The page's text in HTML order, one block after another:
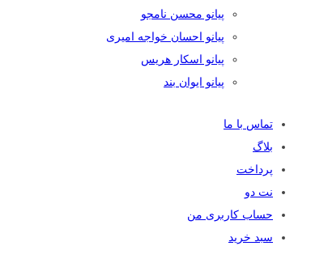
پیانو محسن نامجو
پیانو احسان خواجه امیری
پیانو اسکار هریس
پیانو ایوان بند
تماس با ما
بلاگ
پرداخت
نت دو
حساب کاربری من
سبد خرید